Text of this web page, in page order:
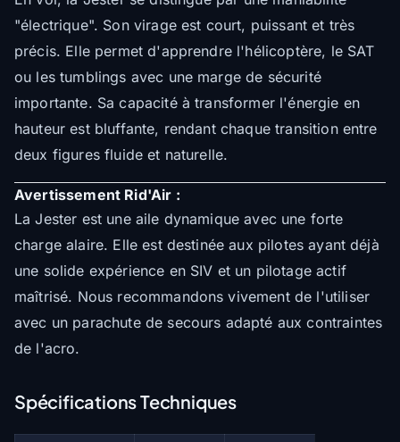
"électrique". Son virage est court, puissant et très
précis. Elle permet d'apprendre l'hélicoptère, le SAT
ou les tumblings avec une marge de sécurité
importante. Sa capacité à transformer l'énergie en
hauteur est bluffante, rendant chaque transition entre
deux figures fluide et naturelle.
Avertissement Rid'Air :
La Jester est une aile dynamique avec une forte
charge alaire. Elle est destinée aux pilotes ayant déjà
une solide expérience en SIV et un pilotage actif
maîtrisé. Nous recommandons vivement de l'utiliser
avec un parachute de secours adapté aux contraintes
de l'acro.
Spécifications Techniques